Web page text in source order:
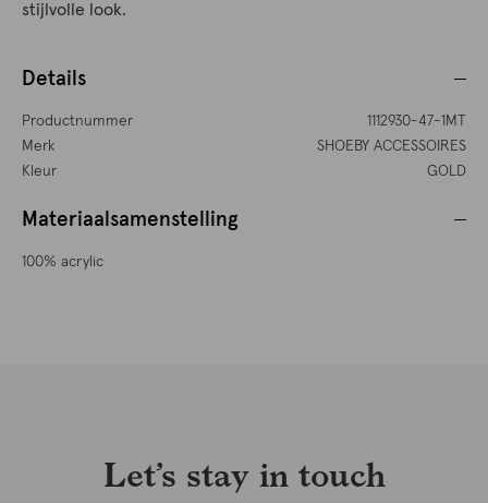
stijlvolle look.
Details
Productnummer
1112930-47-1MT
Merk
SHOEBY ACCESSOIRES
Kleur
GOLD
Materiaalsamenstelling
100% acrylic
Let’s stay in touch